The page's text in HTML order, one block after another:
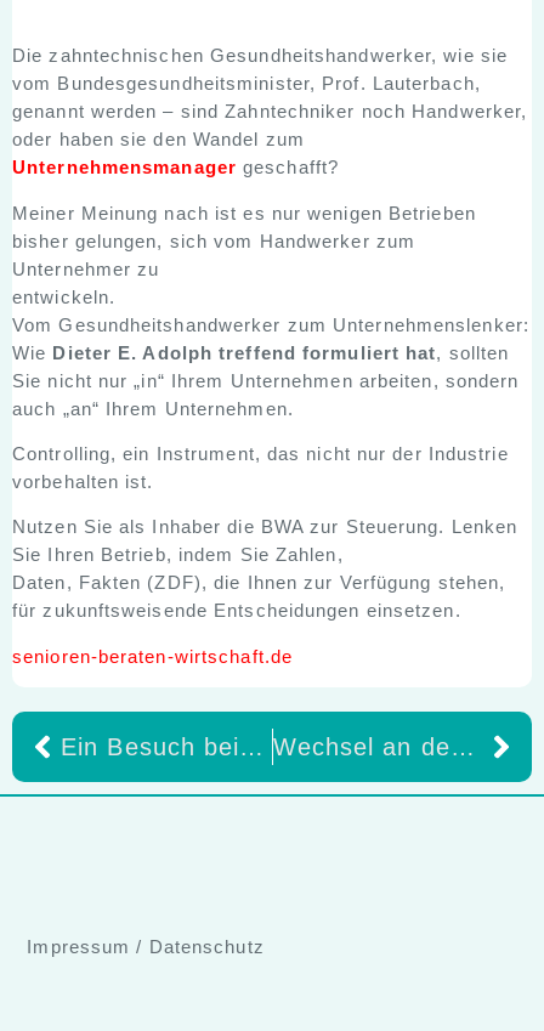
Die zahntechnischen Gesundheitshandwerker, wie sie
vom Bundesgesundheitsminister, Prof. Lauterbach,
genannt werden – sind Zahntechniker noch Handwerker,
oder haben sie den Wandel zum
Unternehmensmanager geschafft?
Meiner Meinung nach ist es nur wenigen Betrieben
bisher gelungen, sich vom Handwerker zum
Unternehmer zu
entwickeln.
Vom Gesundheitshandwerker zum Unternehmenslenker:
Wie Dieter E. Adolph treffend formuliert hat, sollten
Sie nicht nur „in“ Ihrem Unternehmen arbeiten, sondern
auch „an“ Ihrem Unternehmen.
Controlling, ein Instrument, das nicht nur der Industrie
vorbehalten ist.
Nutzen Sie als Inhaber die BWA zur Steuerung. Lenken
Sie Ihren Betrieb, indem Sie Zahlen,
Daten, Fakten (ZDF), die Ihnen zur Verfügung stehen,
für zukunftsweisende Entscheidungen einsetzen.
senioren-beraten-wirtschaft.de
Ein Besuch bei einer Legende: ZTM Jan Langner Straßdorf Wechsel an der Spitze von Ivoclar Deutschland: Norbert Wild steigt zum Head of Central & Northern Europe auf, Martin Frontull übernimmt Leitung vor Ort
Impressum / Datenschutz